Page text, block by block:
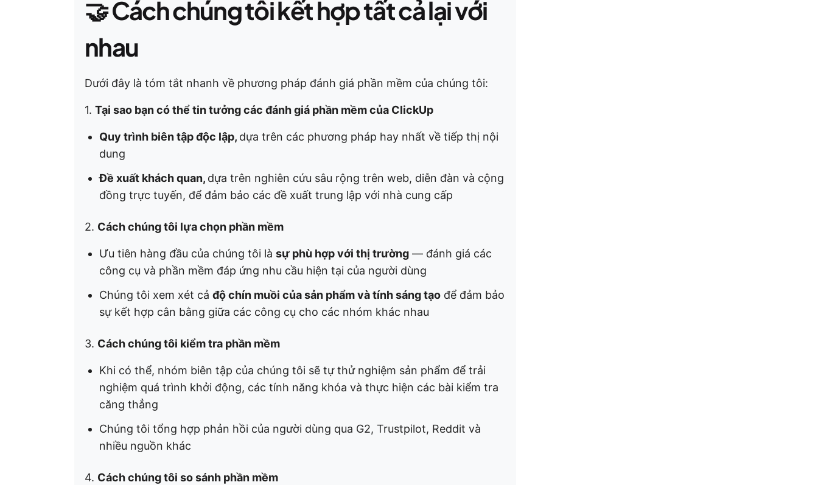
🤝Cách chúng tôi kết hợp tất cả lại với
nhau
Dưới đây là tóm tắt nhanh về phương pháp đánh giá phần mềm của chúng tôi:
1. Tại sao bạn có thể tin tưởng các đánh giá phần mềm của ClickUp
Quy trình biên tập độc lập, dựa trên các phương pháp hay nhất về tiếp thị nội
dung
Đề xuất khách quan, dựa trên nghiên cứu sâu rộng trên web, diễn đàn và cộng
đồng trực tuyến, để đảm bảo các đề xuất trung lập với nhà cung cấp
2. Cách chúng tôi lựa chọn phần mềm
Ưu tiên hàng đầu của chúng tôi là sự phù hợp với thị trường — đánh giá các
công cụ và phần mềm đáp ứng nhu cầu hiện tại của người dùng
Chúng tôi xem xét cả độ chín muồi của sản phẩm và tính sáng tạo để đảm bảo
sự kết hợp cân bằng giữa các công cụ cho các nhóm khác nhau
3. Cách chúng tôi kiểm tra phần mềm
Khi có thể, nhóm biên tập của chúng tôi sẽ tự thử nghiệm sản phẩm để trải
nghiệm quá trình khởi động, các tính năng khóa và thực hiện các bài kiểm tra
căng thẳng
Chúng tôi tổng hợp phản hồi của người dùng qua G2, Trustpilot, Reddit và
nhiều nguồn khác
4. Cách chúng tôi so sánh phần mềm